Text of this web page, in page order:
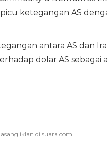
ketegangan AS
antara AS dan
dolar AS sebagai